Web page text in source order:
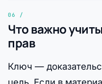
Что важно
прав
Ключ —